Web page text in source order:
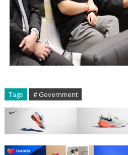
Tags # Government